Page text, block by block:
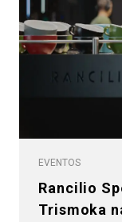
EVENTOS
Rancilio
Trismoka